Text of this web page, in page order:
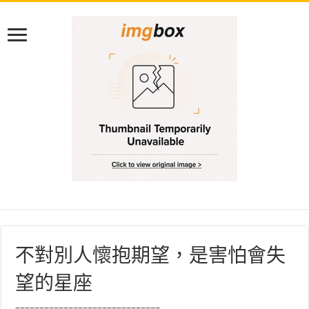
不對別人懷抱期望，是害怕會失
望的星座